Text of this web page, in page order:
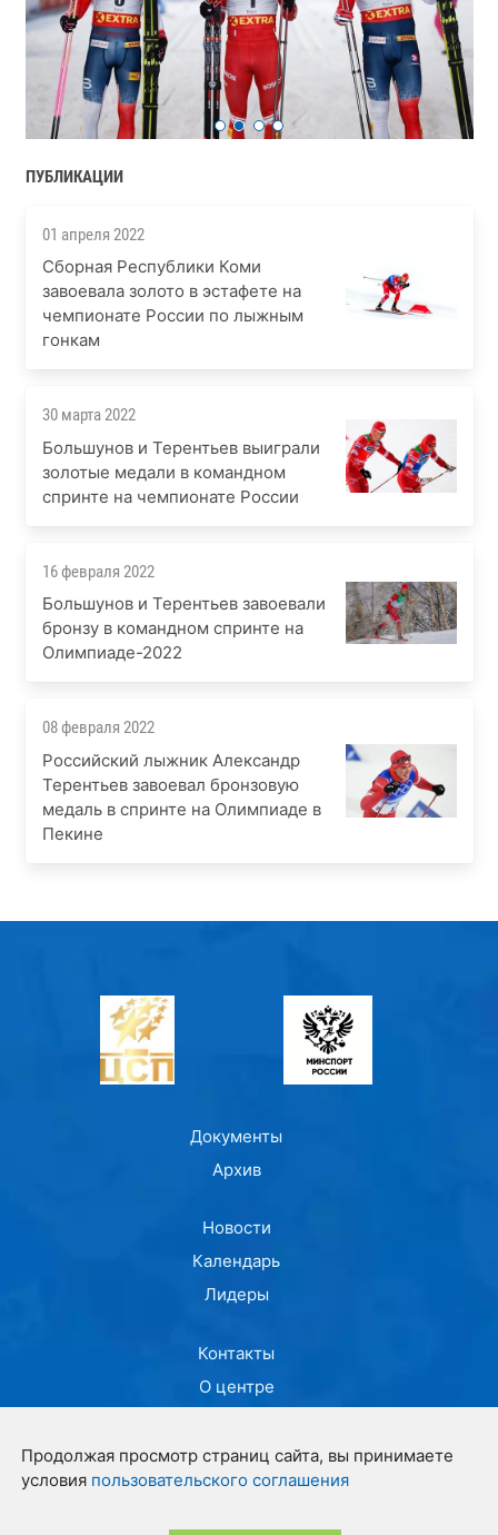
ПУБЛИКАЦИИ
01 апреля 2022
Сборная Республики Коми
завоевала золото в эстафете на
чемпионате России по лыжным
гонкам
30 марта 2022
Большунов и Терентьев выиграли
золотые медали в командном
спринте на чемпионате России
16 февраля 2022
Большунов и Терентьев завоевали
бронзу в командном спринте на
Олимпиаде-2022
08 февраля 2022
Российский лыжник Александр
Терентьев завоевал бронзовую
медаль в спринте на Олимпиаде в
Пекине
Документы
Архив
Новости
Календарь
Лидеры
Контакты
О центре
© ФГБУ "ЦСП" 2021-2026
Продолжая просмотр страниц сайта, вы принимаете
условия пользовательского соглашения